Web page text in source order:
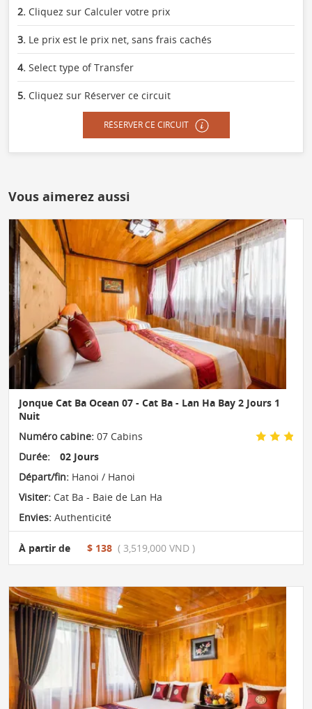
2. Cliquez sur Calculer votre prix
3. Le prix est le prix net, sans frais cachés
4. Select type of Transfer
5. Cliquez sur Réserver ce circuit
RÉSERVER CE CIRCUIT
Vous aimerez aussi
Jonque Cat Ba Ocean 07 - Cat Ba - Lan Ha Bay 2 Jours 1
Nuit
Numéro cabine: 07 Cabins
Durée:
02 Jours
Départ/fin: Hanoi / Hanoi
Visiter: Cat Ba - Baie de Lan Ha
Envies: Authenticité
À partir de $ 138 ( 3,519,000 VND )